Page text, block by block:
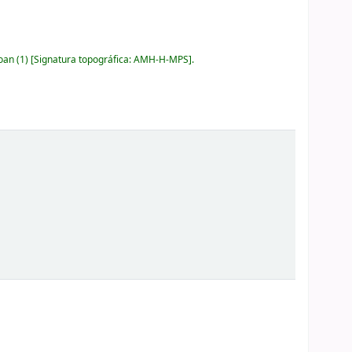
(1) Signatura topográfica:AMH-H-MPS .